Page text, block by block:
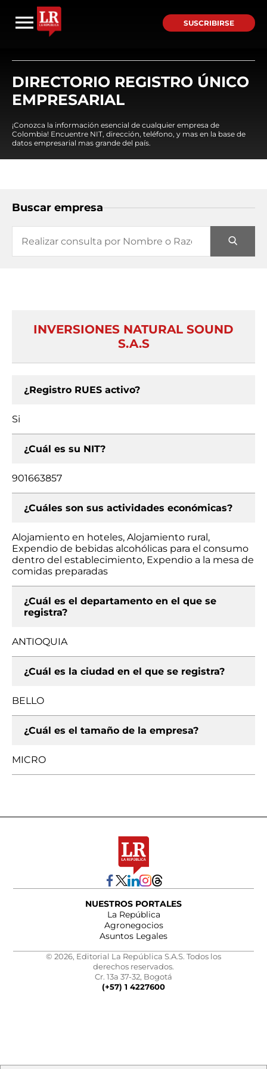
SUSCRIBIRSE
DIRECTORIO REGISTRO ÚNICO
EMPRESARIAL
¡Conozca la información esencial de cualquier empresa de
Colombia! Encuentre NIT, dirección, teléfono, y mas en la base de
datos empresarial mas grande del país.
Buscar empresa
INVERSIONES NATURAL SOUND
S.A.S
¿Registro RUES activo?
Si
¿Cuál es su NIT?
901663857
¿Cuáles son sus actividades económicas?
Alojamiento en hoteles, Alojamiento rural,
Expendio de bebidas alcohólicas para el consumo
dentro del establecimiento, Expendio a la mesa de
comidas preparadas
¿Cuál es el departamento en el que se
registra?
ANTIOQUIA
¿Cuál es la ciudad en el que se registra?
BELLO
¿Cuál es el tamaño de la empresa?
MICRO
NUESTROS PORTALES
La República
Agronegocios
Asuntos Legales
© 2026, Editorial La República S.A.S. Todos los
derechos reservados.
Cr. 13a 37-32, Bogotá
(+57) 1 4227600